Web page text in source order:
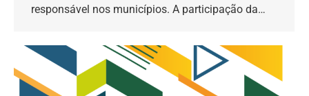
responsável nos municípios. A participação da…